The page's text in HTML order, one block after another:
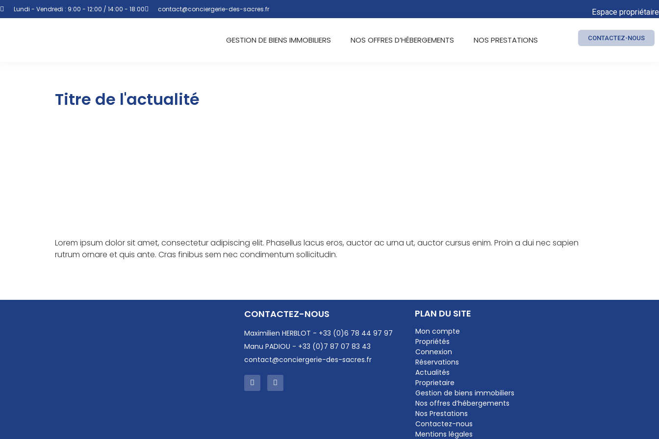
Lundi - Vendredi : 9:00 - 12:00 / 14:00 - 18:00 contact@conciergerie-des-sacres.fr Espace propriétaire
GESTION DE BIENS IMMOBILIERS NOS OFFRES D’HÉBERGEMENTS NOS PRESTATIONS CONTACTEZ-NOUS
Titre de l'actualité
Lorem ipsum dolor sit amet, consectetur adipiscing elit. Phasellus lacus eros, auctor ac urna ut, auctor cursus enim. Proin a dui nec sapien
rutrum ornare et quis ante. Cras finibus sem nec condimentum sollicitudin.
CONTACTEZ-NOUS
Maximilien HERBLOT - +33 (0)6 78 44 97 97
Manu PADIOU - +33 (0)7 87 07 83 43
contact@conciergerie-des-sacres.fr
PLAN DU SITE​
Mon compte
Propriétés
Connexion
Réservations
Actualités
Proprietaire
Gestion de biens immobiliers
Nos offres d’hébergements
Nos Prestations
Contactez-nous
Mentions légales